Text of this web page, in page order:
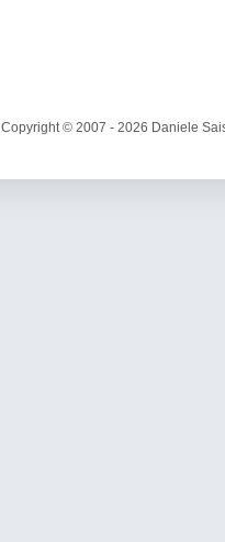
Copyright © 2007 - 2026 Daniele